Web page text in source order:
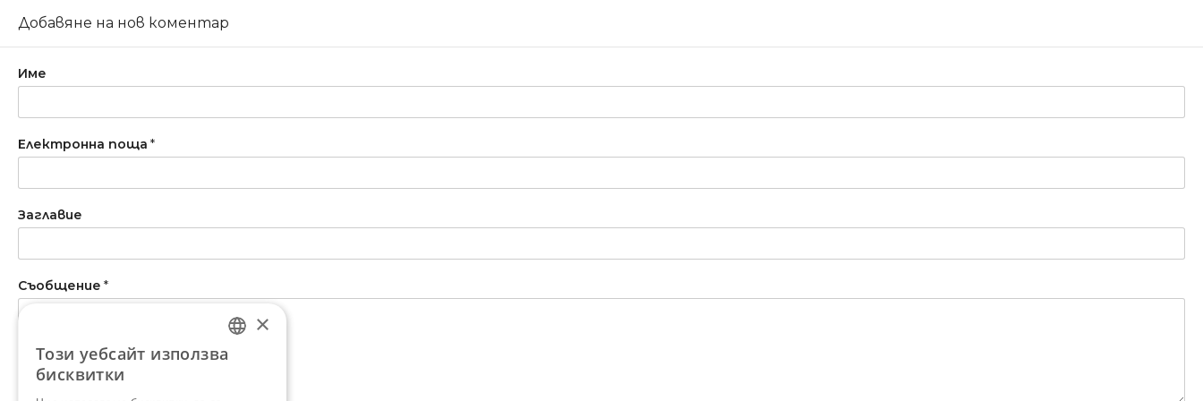
Добавяне на нов коментар
Име
Електронна поща *
Заглавие
Съобщение *
BULGARIAN
×
Този уебсайт използва
бисквитки